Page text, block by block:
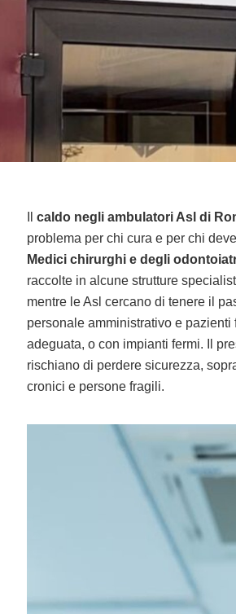
caldo negli ambulatori Asl di
problema per chi cura e per chi
Medici chirurghi e degli
raccolte in alcune strutture
mentre le Asl cercano di tenere il
personale amministrativo e
adeguata, o con impianti fermi. Il
rischiano di perdere sicurezza,
cronici e persone fragili.